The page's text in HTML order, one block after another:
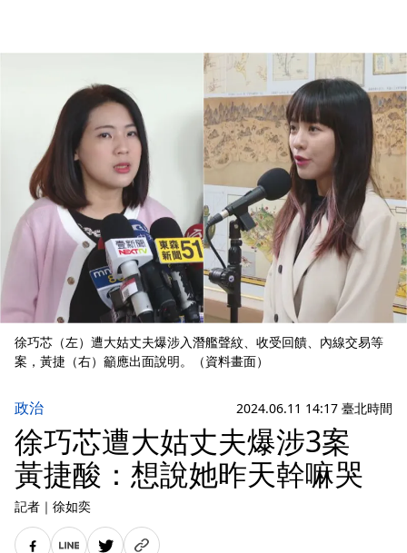
徐巧芯（左）遭大姑丈夫爆涉入潛艦聲紋、收受回饋、內線交易等
案，黃捷（右）籲應出面說明。（資料畫面）
政治 2024.06.11 14:17 臺北時間
徐巧芯遭大姑丈夫爆涉3案
黃捷酸：想說她昨天幹嘛哭
記者 ｜ 徐如奕